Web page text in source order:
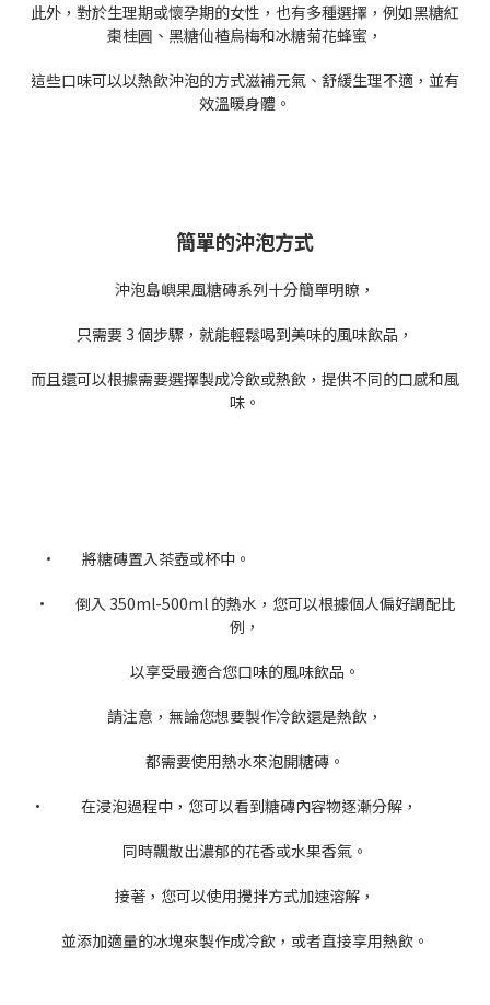
此外，對於生理期或懷孕期的女性，也有多種選擇，例如黑糖紅
棗桂圓、黑糖仙楂烏梅和冰糖菊花蜂蜜，
這些口味可以以熱飲沖泡的方式滋補元氣、舒緩生理不適，並有
效溫暖身體。
簡單的沖泡方式
沖泡島嶼果風糖磚系列十分簡單明瞭，
只需要 3 個步驟，就能輕鬆喝到美味的風味飲品，
而且還可以根據需要選擇製成冷飲或熱飲，提供不同的口感和風
味。
• 將糖磚置入茶壺或杯中。
• 倒入 350ml-500ml 的熱水，您可以根據個人偏好調配比
例，
以享受最適合您口味的風味飲品。
請注意，無論您想要製作冷飲還是熱飲，
都需要使用熱水來泡開糖磚。
• 在浸泡過程中，您可以看到糖磚內容物逐漸分解，
同時飄散出濃郁的花香或水果香氣。
接著，您可以使用攪拌方式加速溶解，
並添加適量的冰塊來製作成冷飲，或者直接享用熱飲。